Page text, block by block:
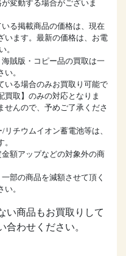
変動する場合がございま
る掲載商品の価格は、現在
います。最新の価格は、お電
。
賊版・コピー品の買取は一
。
る場合のみお買取り可能で
買取】のみの対応となりま
せんので、予めご了承くださ
チウムイオン蓄電池等は、
額アップなどの対象外の商
部の商品を減額させて頂く
。
い商品もお買取りして
合わせください。